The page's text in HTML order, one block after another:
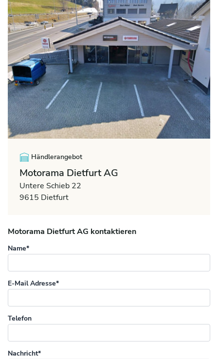
Händlerangebot
Motorama Dietfurt AG
Untere Schieb 22
9615 Dietfurt
Motorama Dietfurt AG kontaktieren
Name*
E-Mail Adresse*
Telefon
Nachricht*